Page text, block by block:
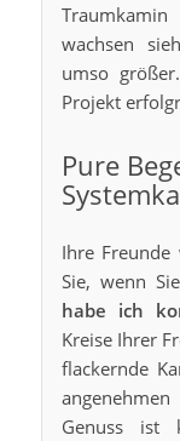
wachsen
umso
Projekt
Pure
Ihre
Sie, wenn
habe ich
Kreise Ihrer
flackernde
Genuss